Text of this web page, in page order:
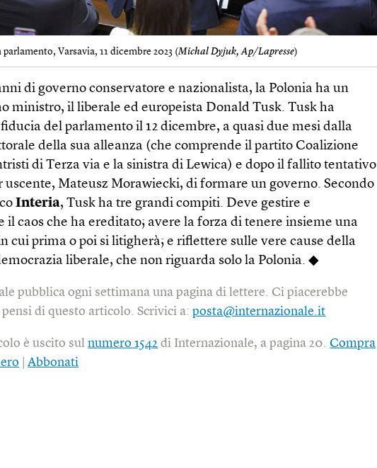
Varsavia, 11 dicembre 2023 (Michal Dyjuk, Ap/Lapresse)
di governo conservatore e nazionalista, la Polonia ha un
ministro, il liberale ed europeista Donald Tusk. Tusk ha
del parlamento il 12 dicembre, a quasi due mesi dalla
della sua alleanza (che comprende il partito Coalizione
di Terza via e la sinistra di Lewica) e dopo il fallito tentativo
uscente, Mateusz Morawiecki, di formare un governo. Secondo
Interia, Tusk ha tre grandi compiti. Deve gestire e
il caos che ha ereditato; avere la forza di tenere insieme una
cui prima o poi si litigherà; e riflettere sulle vere cause della
liberale, che non riguarda solo la Polonia. ◆
pubblica ogni settimana una pagina di lettere. Ci piacerebbe
pensi di questo articolo. Scrivici a:posta@internazionale.it
è uscito sulnumero 1542 di Internazionale, a pagina 20.Compra
|Abbonati